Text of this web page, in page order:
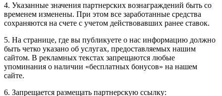
4. Указанные значения партнерских вознаграждений быть со
временем изменены. При этом все заработанные средства
сохраняются на счете с учетом действовавших ранее ставок.
5. На странице, где вы публикуете о нас информацию должно
быть четко указано об услугах, предоставляемых нашим
сайтом. В рекламных текстах запрещаются любые
упоминания о наличии «бесплатных бонусов» на нашем
сайте.
6. Запрещается размещать партнерскую ссылку: